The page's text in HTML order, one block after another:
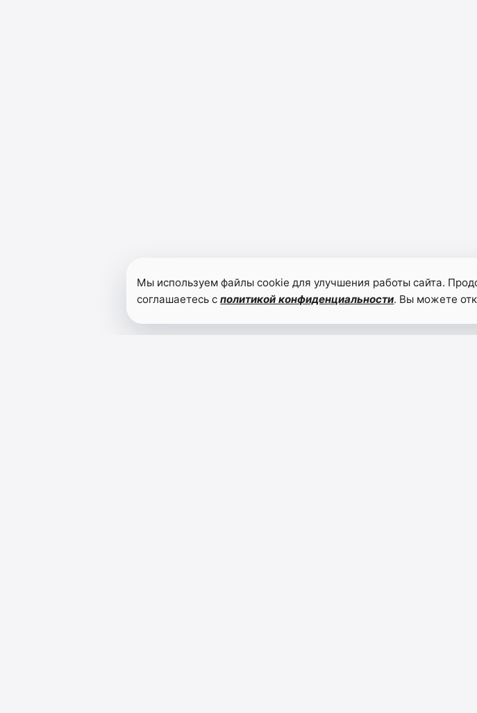
Мы используем файлы cookie для улучшения работы сайта.
соглашаетесь сполитикой конфиденциальности. Вы можете